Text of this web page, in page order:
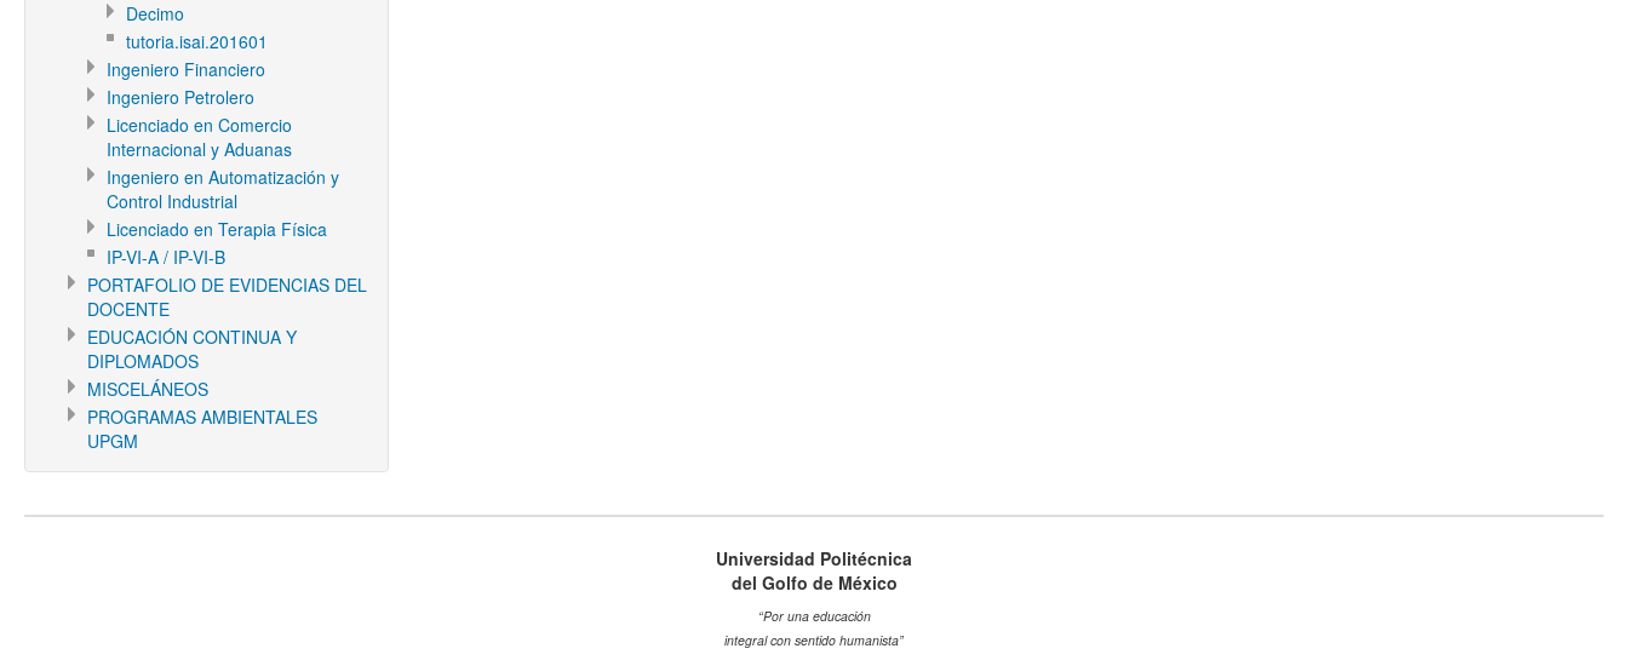
Decimo
tutoria.isai.201601
Ingeniero Financiero
Ingeniero Petrolero
Licenciado en Comercio
Internacional y Aduanas
Ingeniero en Automatización y
Control Industrial
Licenciado en Terapia Física
IP-VI-A / IP-VI-B
PORTAFOLIO DE EVIDENCIAS DEL
DOCENTE
EDUCACIÓN CONTINUA Y
DIPLOMADOS
MISCELÁNEOS
PROGRAMAS AMBIENTALES
UPGM
Universidad Politécnica
del Golfo de México
“Por una educación
integral con sentido humanista”